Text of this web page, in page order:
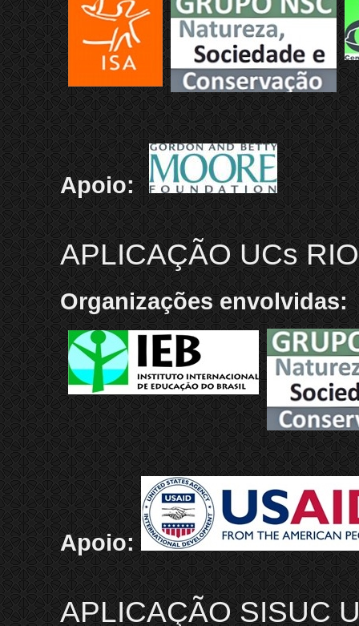
Apoio:
APLICAÇÃO UCs
Organizações envolvidas:
Apoio:
APLICAÇÃO SISUC